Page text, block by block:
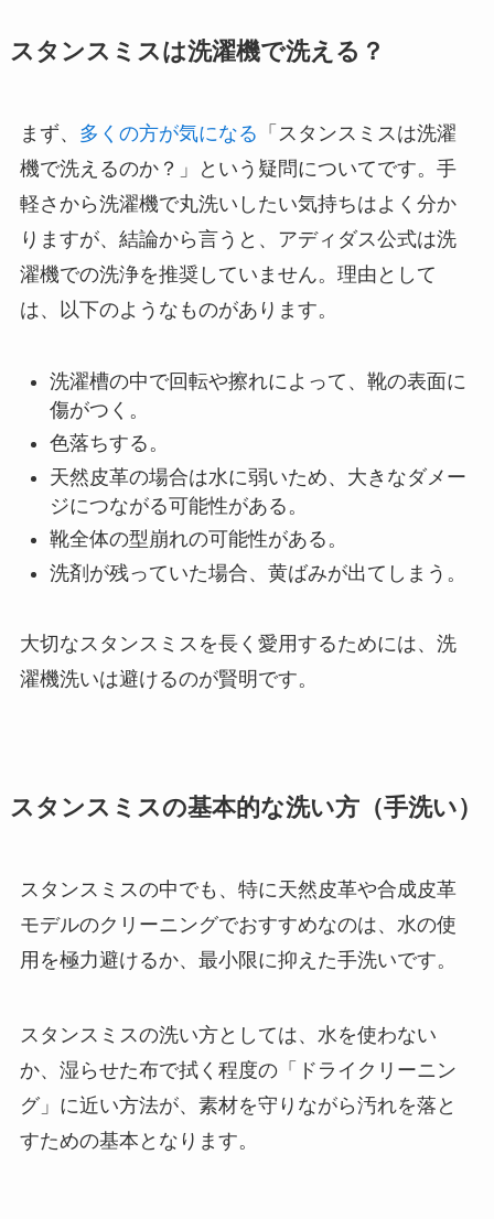
スタンスミスは洗濯機で洗える？
まず、 多くの方が気になる 「スタンスミスは洗濯
機で洗えるのか？」という疑問についてです。手
軽さから洗濯機で丸洗いしたい気持ちはよく分か
りますが、結論から言うと、アディダス公式は洗
濯機での洗浄を推奨していません。理由として
は、以下のようなものがあります。
洗濯槽の中で回転や擦れによって、靴の表面に
傷がつく。
色落ちする。
天然皮革の場合は水に弱いため、大きなダメー
ジにつながる可能性がある。
靴全体の型崩れの可能性がある。
洗剤が残っていた場合、黄ばみが出てしまう。
大切なスタンスミスを長く愛用するためには、洗
濯機洗いは避けるのが賢明です。
スタンスミスの基本的な洗い方（手洗い）
スタンスミスの中でも、特に天然皮革や合成皮革
モデルのクリーニングでおすすめなのは、水の使
用を極力避けるか、最小限に抑えた手洗いです。
スタンスミスの洗い方としては、水を使わない
か、湿らせた布で拭く程度の「ドライクリーニン
グ」に近い方法が、素材を守りながら汚れを落と
すための基本となります。